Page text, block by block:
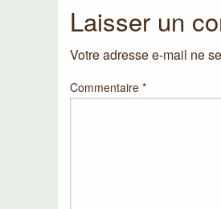
Laisser un
Votre adresse e-mail ne
Commentaire *